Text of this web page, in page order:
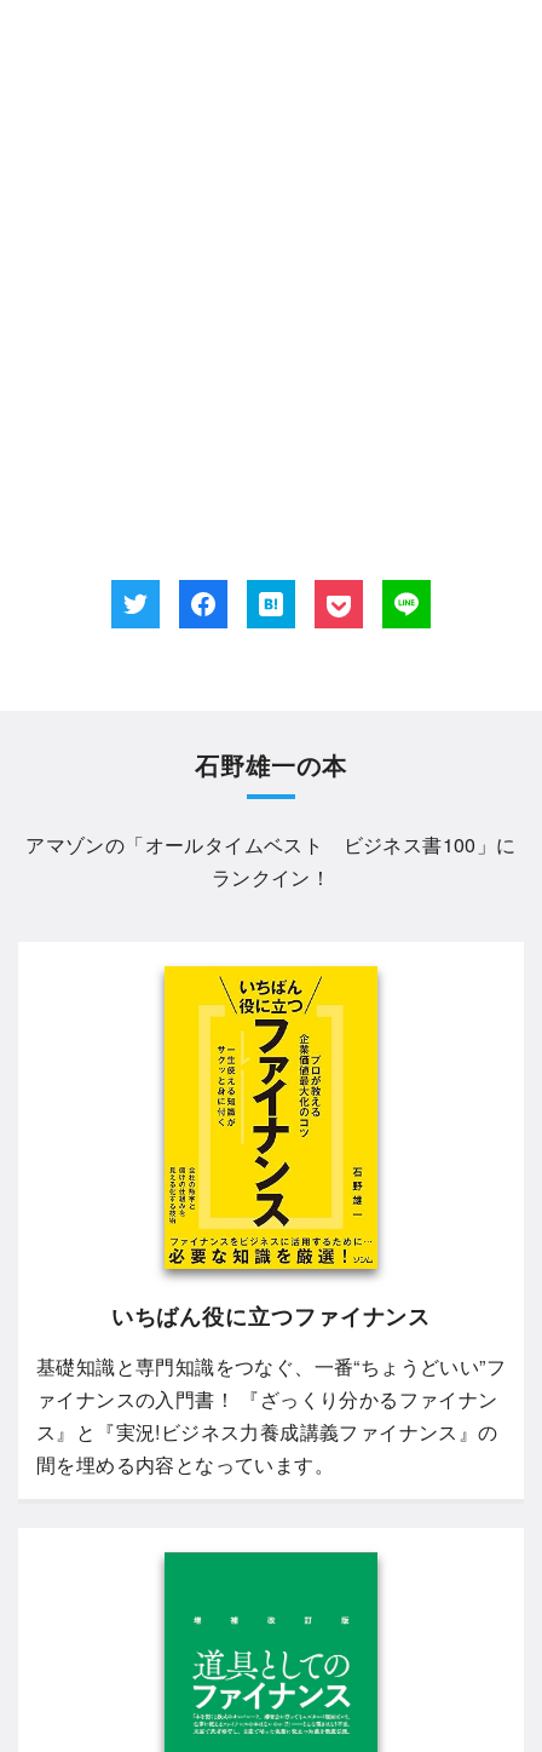
石野雄一の本
アマゾンの「オールタイムベスト ビジネス書100 」に
ランクイン！
いちばん役に立つファイナンス
基礎知識と専門知識をつなぐ、一番“ちょうどいい”フ
ァイナンスの入門書！ 『ざっくり分かるファイナン
ス』と『実況!ビジネス力養成講義ファイナンス』の
間を埋める内容となっています。